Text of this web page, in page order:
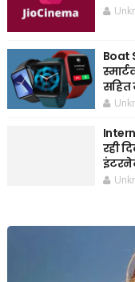
Boat
सहित
रही